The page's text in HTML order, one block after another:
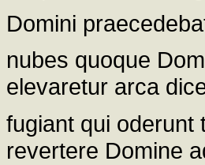
Domini
nubes quoque
elevaretur arca
fugiant qui oderunt
revertere Domine